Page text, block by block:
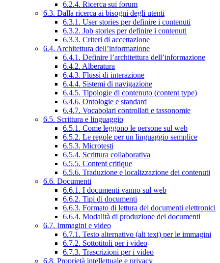
6.2.4. Ricerca sui forum
6.3. Dalla ricerca ai bisogni degli utenti
6.3.1. User stories per definire i contenuti
6.3.2. Job stories per definire i contenuti
6.3.3. Criteri di accettazione
6.4. Architettura dell’informazione
6.4.1. Definire l’architettura dell’informazione
6.4.2. Alberatura
6.4.3. Flussi di interazione
6.4.4. Sistemi di navigazione
6.4.5. Tipologie di contenuto (content type)
6.4.6. Ontologie e standard
6.4.7. Vocabolari controllati e tassonomie
6.5. Scrittura e linguaggio
6.5.1. Come leggono le persone sul web
6.5.2. Le regole per un linguaggio semplice
6.5.3. Microtesti
6.5.4. Scrittura collaborativa
6.5.5. Content critique
6.5.6. Traduzione e localizzazione dei contenuti
6.6. Documenti
6.6.1. I documenti vanno sul web
6.6.2. Tipi di documenti
6.6.3. Formato di lettura dei documenti elettronici
6.6.4. Modalità di produzione dei documenti
6.7. Immagini e video
6.7.1. Testo alternativo (alt text) per le immagini
6.7.2. Sottotitoli per i video
6.7.3. Trascrizioni per i video
6.8. Proprietà intellettuale e privacy